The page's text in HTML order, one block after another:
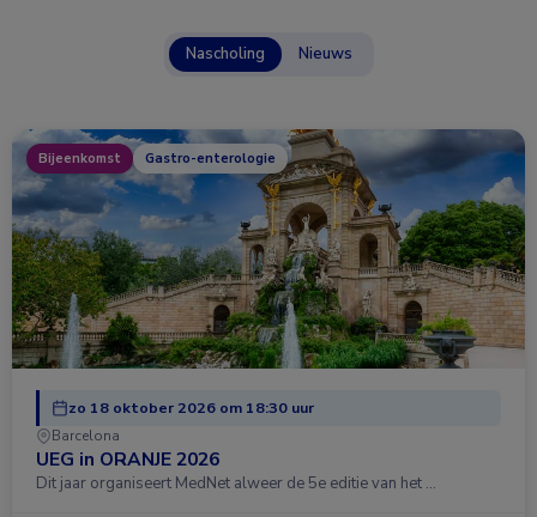
Nascholing Nieuws
Bijeenkomst Gastro-enterologie
zo 18 oktober 2026 om 18:30 uur
Barcelona
UEG in ORANJE 2026
Dit jaar organiseert MedNet alweer de 5e editie van het …